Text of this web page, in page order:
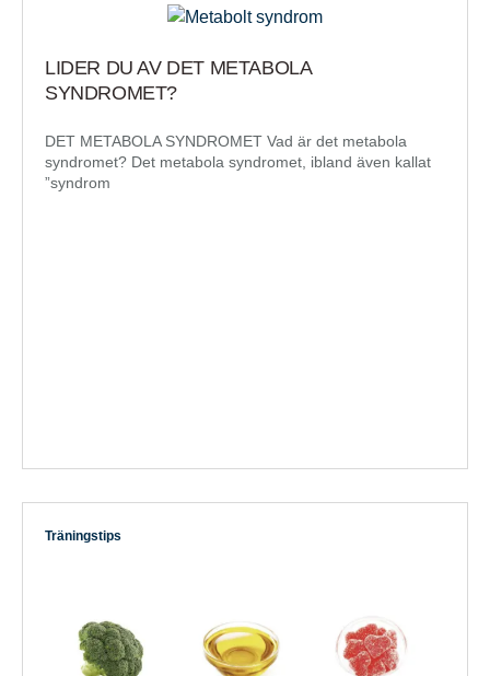
LIDER DU AV DET METABOLA
SYNDROMET?
DET METABOLA SYNDROMET Vad är det metabola
syndromet? Det metabola syndromet, ibland även kallat
”syndrom
Träningstips